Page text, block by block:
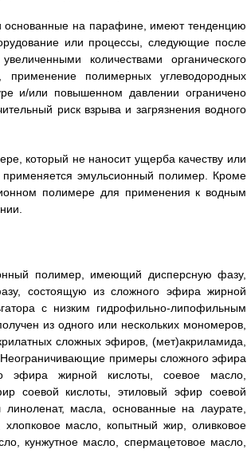
основанные на парафине, имеют тенденцию
или процессы, следующие после
количествами органического
полимерных углеводородных
и/или повышенном давлении ограничено
риск взрыва и загрязнения водного
который не наносит ущерба качеству или
применяется эмульсионный полимер. Кроме
полимере для применения к водным
полимер, имеющий дисперсную фазу,
состоящую из сложного эфира жирной
с низким гидрофильно-липофильным
из одного или нескольких мономеров,
сложных эфиров, (мет)акриламида,
примеры сложного эфира
эфира жирной кислоты, соевое масло,
соевой кислоты, этиловый эфир соевой
масла, основанные на лаурате,
хлопковое масло, копытный жир, оливковое
кунжутное масло, спермацетовое масло,